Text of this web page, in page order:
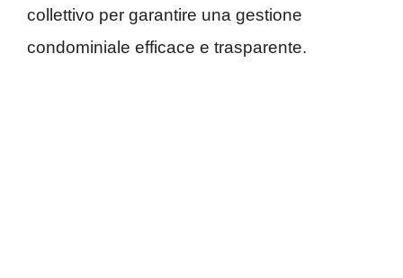
collettivo per garantire una gestione
condominiale efficace e trasparente.